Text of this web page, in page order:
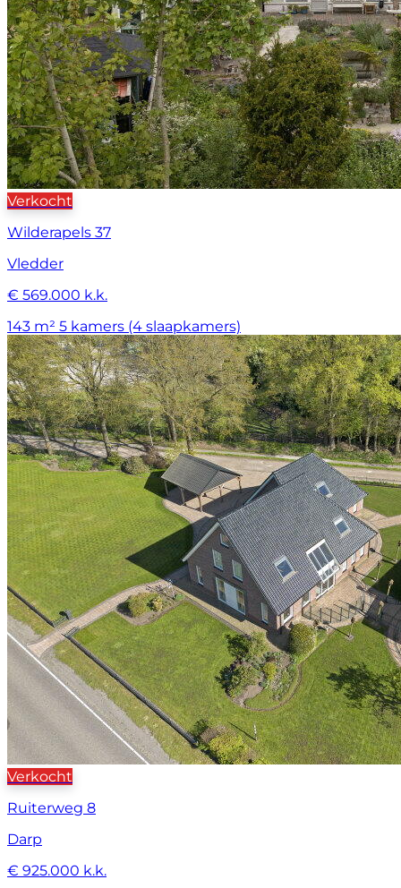
Verkocht
Wilderapels 37
Vledder
€ 569.000 k.k.
143 m² 5 kamers (4 slaapkamers)
Verkocht
Ruiterweg 8
Darp
€ 925.000 k.k.